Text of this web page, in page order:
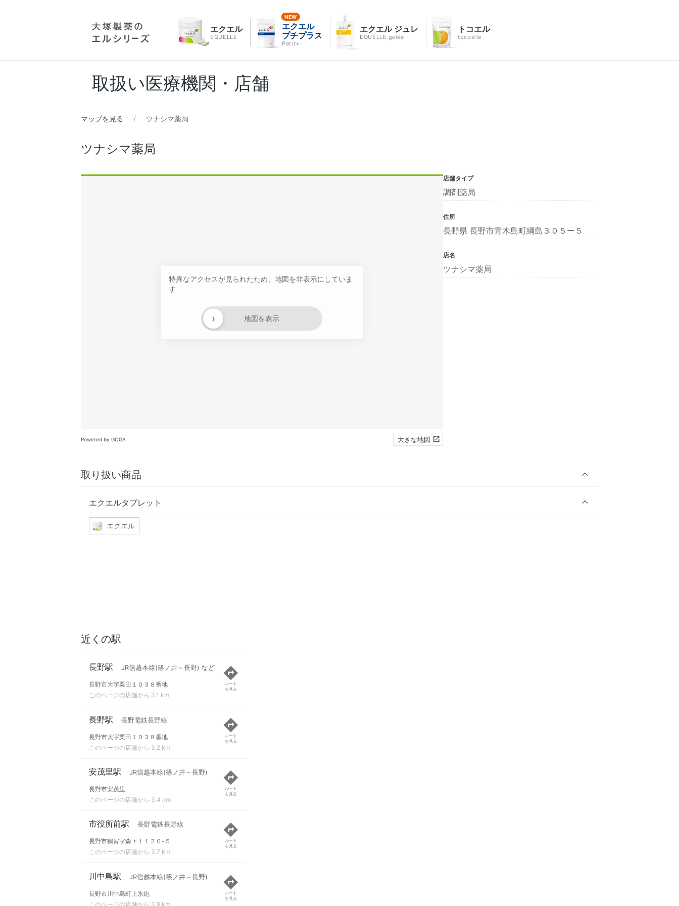
エクエル
EQUELLE
エクエル
プチプラス
Petit+
エクエル ジュレ
EQUELLE gelée
トコエル
tocoelle
取扱い医療機関・店舗
マップを見る ツナシマ薬局
ツナシマ薬局
特異なアクセスが見られたため、地図を非表示にしていま
す
地図を表示
›
Powered by GOGA 大きな地図
取り扱い商品
エクエルタブレット
エクエル
店舗タイプ
調剤薬局
住所
長野県 長野市青木島町綱島３０５ー５
店名
ツナシマ薬局
近くの駅
長野駅 JR信越本線(篠ノ井～長野) など
長野市大字栗田１０３８番地
このページの店舗から 3.1 km
ルート
を見る
長野駅 長野電鉄長野線
長野市大字栗田１０３８番地
このページの店舗から 3.2 km
ルート
を見る
安茂里駅 JR信越本線(篠ノ井～長野)
長野市安茂里
このページの店舗から 3.4 km
ルート
を見る
市役所前駅 長野電鉄長野線
長野市鶴賀字森下１１２０-５
このページの店舗から 3.7 km
ルート
を見る
川中島駅 JR信越本線(篠ノ井～長野)
長野市川中島町上氷鉋
このページの店舗から 3.9 km
ルート
を見る